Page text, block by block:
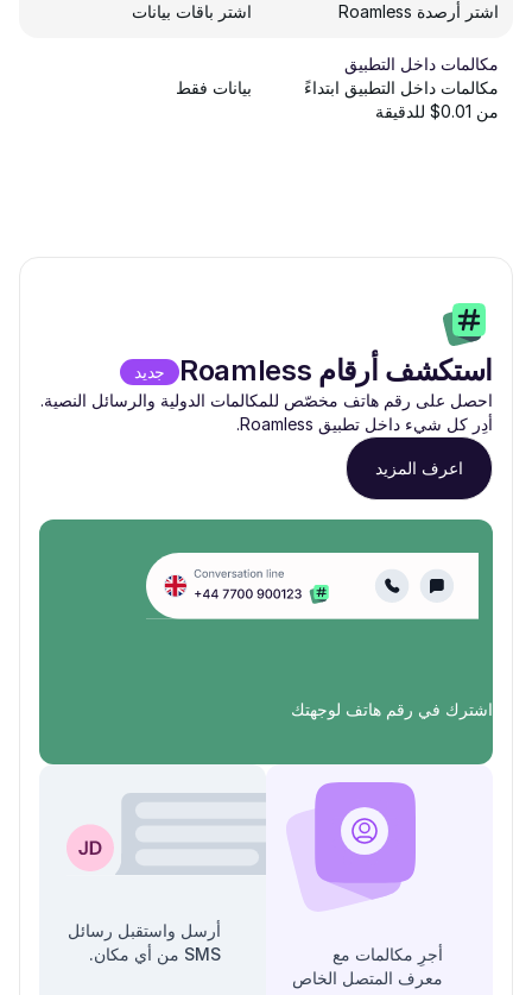
اشتر أرصدة Roamless
اشتر باقات بيانات
مكالمات داخل التطبيق
مكالمات داخل التطبيق ابتداءً
من 0.01$ للدقيقة
بيانات فقط
استكشف أرقام Roamless
جديد
احصل على رقم هاتف مخصّص للمكالمات الدولية والرسائل النصية.
أدِر كل شيء داخل تطبيق Roamless.
اعرف المزيد
اشترك في رقم هاتف لوجهتك
أجرِ مكالمات مع
معرف المتصل الخاص
أرسل واستقبل رسائل
SMS من أي مكان.